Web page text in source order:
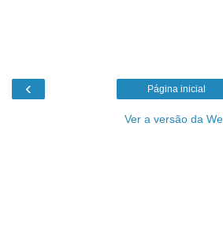
‹ Página inicial
Ver a versão da